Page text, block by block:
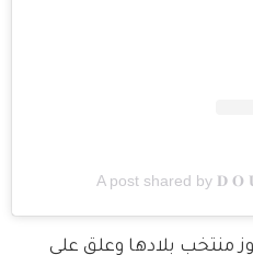
A post shared by 𝐃 𝐎
منتخب بلادها وعلق على